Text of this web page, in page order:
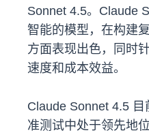
Sonnet 4.5。Claude
智能的模型，在构建
方面表现出色，同时
速度和成本效益。
Claude Sonnet 4.5
准测试中处于领先地